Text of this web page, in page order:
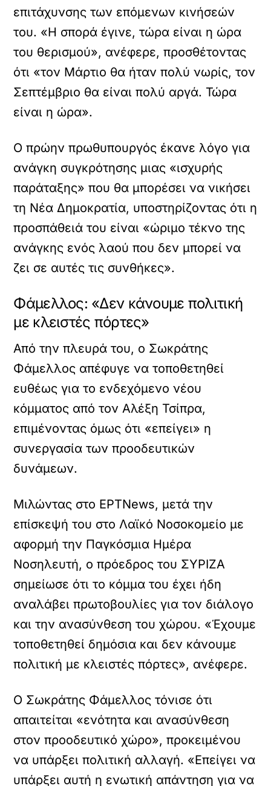
επιτάχυνσης των επόμενων κινήσεών
του. «Η σπορά έγινε, τώρα είναι η ώρα
του θερισμού», ανέφερε, προσθέτοντας
ότι «τον Μάρτιο θα ήταν πολύ νωρίς, τον
Σεπτέμβριο θα είναι πολύ αργά. Τώρα
είναι η ώρα».
Ο πρώην πρωθυπουργός έκανε λόγο για
ανάγκη συγκρότησης μιας «ισχυρής
παράταξης» που θα μπορέσει να νικήσει
τη Νέα Δημοκρατία, υποστηρίζοντας ότι η
προσπάθειά του είναι «ώριμο τέκνο της
ανάγκης ενός λαού που δεν μπορεί να
ζει σε αυτές τις συνθήκες».
Φάμελλος: «Δεν κάνουμε πολιτική
με κλειστές πόρτες»
Από την πλευρά του, ο Σωκράτης
Φάμελλος απέφυγε να τοποθετηθεί
ευθέως για το ενδεχόμενο νέου
κόμματος από τον Αλέξη Τσίπρα,
επιμένοντας όμως ότι «επείγει» η
συνεργασία των προοδευτικών
δυνάμεων.
Μιλώντας στο ΕΡΤNews, μετά την
επίσκεψή του στο Λαϊκό Νοσοκομείο με
αφορμή την Παγκόσμια Ημέρα
Νοσηλευτή, ο πρόεδρος του ΣΥΡΙΖΑ
σημείωσε ότι το κόμμα του έχει ήδη
αναλάβει πρωτοβουλίες για τον διάλογο
και την ανασύνθεση του χώρου. «Έχουμε
τοποθετηθεί δημόσια και δεν κάνουμε
πολιτική με κλειστές πόρτες», ανέφερε.
Ο Σωκράτης Φάμελλος τόνισε ότι
απαιτείται «ενότητα και ανασύνθεση
στον προοδευτικό χώρο», προκειμένου
να υπάρξει πολιτική αλλαγή. «Επείγει να
υπάρξει αυτή η ενωτική απάντηση για να